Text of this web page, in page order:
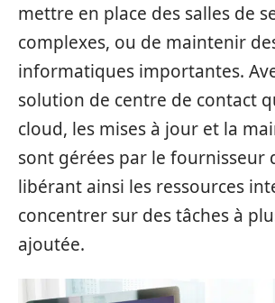
mettre en place des salles de
complexes, ou de maintenir
informatiques importantes.
solution de centre de contact
cloud, les mises à jour et la
sont gérées par le fournisseur
libérant ainsi les ressources
concentrer sur des tâches à
ajoutée.